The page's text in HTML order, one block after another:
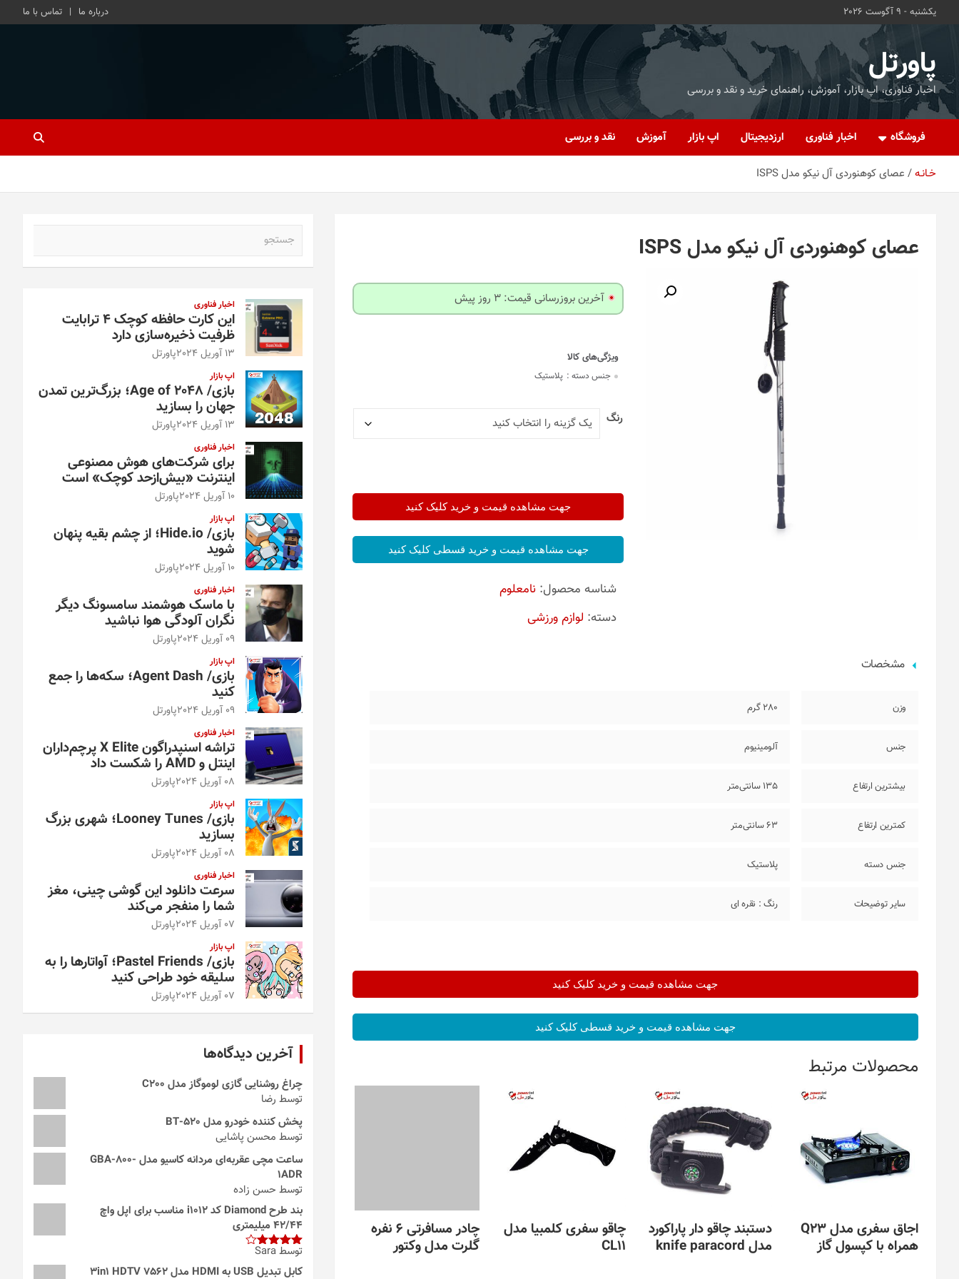
یکشنبه - 9 آگوست 2026 درباره ما تماس با ما
پاورتل
اخبار فناوری، اپ بازار، آموزش، راهنمای خرید و نقد و بررسی
فروشگاه اخبار فناوری ارزدیجیتال اپ بازار آموزش نقد و بررسی
خـانـه عصای کوهنوردی آل نیکو مدل ISPS
عصای کوهنوردی آل نیکو مدل ISPS
آخرین بروزرسانی قیمت: 3 روز پیش
جنس دسته : پلاستیک
رنگ
جهت مشاهده قیمت و خرید کلیک کنید
جهت مشاهده قیمت و خرید قسطی کلیک کنید
شناسه محصول: نامعلوم
دسته: لوازم ورزشی
مشخصات
وزن 280 گرم
جنس آلومینیوم
بیشترین ارتفاع 135 سانتی‌متر
کمترین ارتفاع 63 سانتی‌متر
جنس دسته پلاستیک
سایر توضیحات رنگ : نقره ای
جهت مشاهده قیمت و خرید کلیک کنید
جهت مشاهده قیمت و خرید قسطی کلیک کنید
محصولات مرتبط
اجاق سفری مدل Q23
همراه با کپسول گاز
دستبند چاقو دار پاراکورد
مدل knife paracord
چاقو سفری کلمبیا مدل
CL11
چادر مسافرتی 6 نفره
گلرت مدل وکتور
اخبار فناوری
این کارت حافظه کوچک ۴ ترابایت
ظرفیت ذخیره‌سازی دارد
13 آوریل 2024 پاورتل
اپ بازار
بازی/ Age of 2048؛ بزرگ‌ترین تمدن
جهان را بسازید
13 آوریل 2024 پاورتل
اخبار فناوری
برای شرکت‌های هوش مصنوعی
اینترنت «بیش‌از‌حد کوچک» است
10 آوریل 2024 پاورتل
اپ بازار
بازی/ Hide.io؛ از چشم بقیه پنهان
شوید
10 آوریل 2024 پاورتل
اخبار فناوری
با ماسک هوشمند سامسونگ دیگر
نگران آلودگی هوا نباشید
09 آوریل 2024 پاورتل
اپ بازار
بازی/ Agent Dash؛ سکه‌ها را جمع
کنید
09 آوریل 2024 پاورتل
اخبار فناوری
تراشه اسنپدراگون X Elite پرچم‌داران
اینتل و AMD را شکست داد
08 آوریل 2024 پاورتل
اپ بازار
بازی/ Looney Tunes؛ شهری بزرگ
بسازید
08 آوریل 2024 پاورتل
اخبار فناوری
سرعت دانلود این گوشی چینی، مغز
شما را منفجر می‌کند
07 آوریل 2024 پاورتل
اپ بازار
بازی/ Pastel Friends؛ آواتارها را به
سلیقه خود طراحی کنید
07 آوریل 2024 پاورتل
آخرین دیدگاه‌ها
چراغ روشنایی گازی لوموگاز مدل C200
توسط رضا
پخش کننده خودرو مدل 520-BT
توسط محسن پاشایی
ساعت مچی عقربه‌ای مردانه کاسیو مدل GBA-800-
1ADR
توسط حسن زاده
بند طرح Diamond کد i1012 مناسب برای اپل واچ
42/44 میلیمتری
امتیاز4
از 5
توسط Sara
کابل تبدیل USB به HDMI مدل 3in1 HDTV 7562